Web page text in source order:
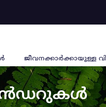
ജീവനക്കാര്‍ക്കായുള്ള